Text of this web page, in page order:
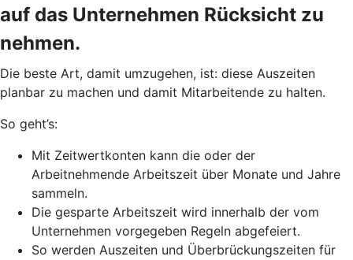
auf das Unternehmen Rücksicht zu
nehmen.
Die beste Art, damit umzugehen, ist: diese Auszeiten
planbar zu machen und damit Mitarbeitende zu halten.
So geht’s:
Mit Zeitwertkonten kann die oder der
Arbeitnehmende Arbeitszeit über Monate und Jahre
sammeln.
Die gesparte Arbeitszeit wird innerhalb der vom
Unternehmen vorgegeben Regeln abgefeiert.
So werden Auszeiten und Überbrückungszeiten für